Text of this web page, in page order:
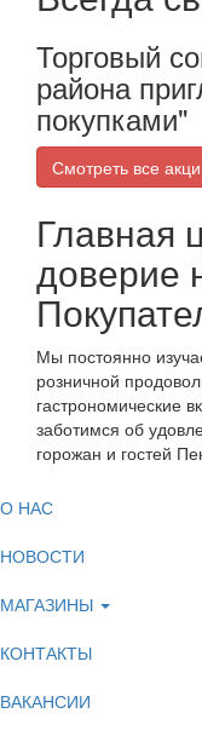
Торговый
района
покупками"
Смотреть все
Главная
доверие
Мы постоянно
розничной
гастрономические
заботимся об
горожан и гостей
О НАС
НОВОСТИ
МАГАЗИНЫ
КОНТАКТЫ
ВАКАНСИИ